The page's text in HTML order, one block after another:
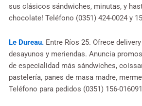
sus clásicos sándwiches, minutas, y
chocolate! Teléfono (0351) 424-0024 y
Le Dureau. Entre Ríos 25. Ofrece
desayunos y meriendas. Anuncia
de especialidad más sándwiches,
pastelería, panes de masa madre,
Teléfono para pedidos (0351) 156-